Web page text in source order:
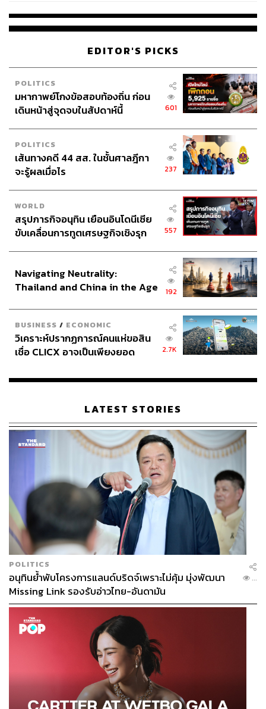
EDITOR'S PICKS
POLITICS
มหากาพย์โกงข้อสอบท้องถิ่น ก่อน
เดินหน้าสู่จุดจบในสัปดาห์นี้
601
POLITICS
เส้นทางคดี 44 สส. ในชั้นศาลฎีกา
จะรู้ผลเมื่อไร
237
WORLD
สรุปภารกิจอนุทิน เยือนอินโดนีเซีย
ขับเคลื่อนการทูตเศรษฐกิจเชิงรุก
557
Navigating Neutrality:
Thailand and China in the Age
192
BUSINESS / ECONOMIC
วิเคราะห์ปรากฏการณ์คนแห่ขอสิน
เชื่อ CLICX อาจเป็นเพียงยอด
เรือนไทยที่ถูกซุกไว้
2.7K
LATEST STORIES
POLITICS
อนุทินย้ำพับโครงการแลนด์บริดจ์เพราะไม่คุ้ม มุ่งพัฒนา
Missing Link รองรับอ่าวไทย-อันดามัน
...